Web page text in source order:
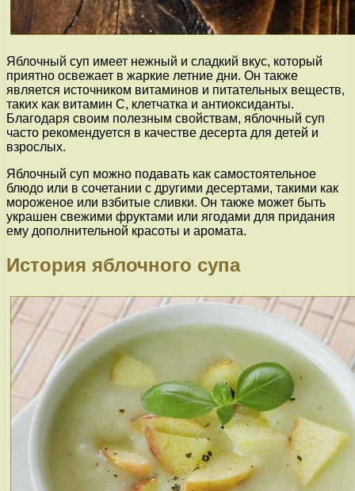
Яблочный суп имеет нежный и сладкий вкус, который
приятно освежает в жаркие летние дни. Он также
является источником витаминов и питательных веществ,
таких как витамин C, клетчатка и антиоксиданты.
Благодаря своим полезным свойствам, яблочный суп
часто рекомендуется в качестве десерта для детей и
взрослых.
Яблочный суп можно подавать как самостоятельное
блюдо или в сочетании с другими десертами, такими как
мороженое или взбитые сливки. Он также может быть
украшен свежими фруктами или ягодами для придания
ему дополнительной красоты и аромата.
История яблочного супа